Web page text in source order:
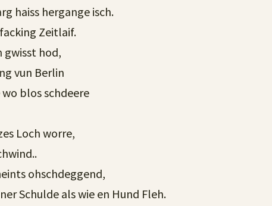
haiss hergange isch.
Zeitlaif.
gwisst hod,
vun Berlin
blos schdeere
Loch worre,
ohschdeggend,
Schulde als wie en Hund Fleh.